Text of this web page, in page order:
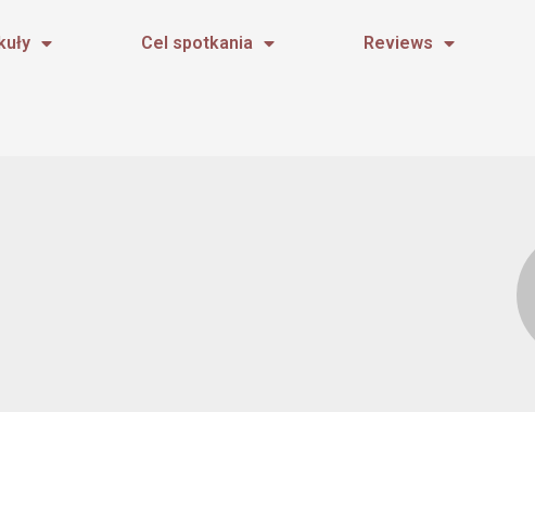
Cel spotkania Reviews